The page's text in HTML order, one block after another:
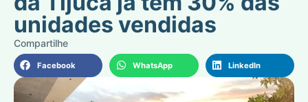
unidades vendidas
Facebook WhatsApp LinkedIn